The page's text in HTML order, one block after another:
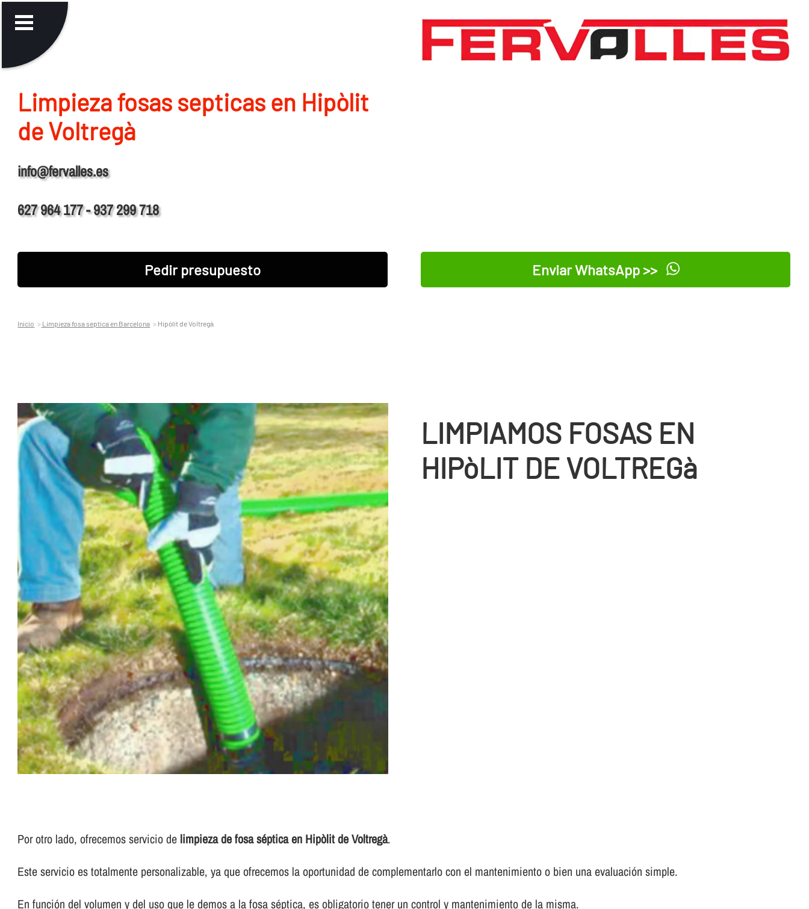
Limpieza fosas septicas en Hipòlit
de Voltregà
info@fervalles.es
627 964 177 - 937 299 718
Pedir presupuesto Enviar WhatsApp >>
Inicio Limpieza fosa septica en Barcelona Hipòlit de Voltregà
LIMPIAMOS FOSAS EN
HIPòLIT DE VOLTREGà
Por otro lado, ofrecemos servicio de limpieza de fosa séptica en Hipòlit de Voltregà.
Este servicio es totalmente personalizable, ya que ofrecemos la oportunidad de complementarlo con el mantenimiento o bien una evaluación simple.
En función del volumen y del uso que le demos a la fosa séptica, es obligatorio tener un control y mantenimiento de la misma.